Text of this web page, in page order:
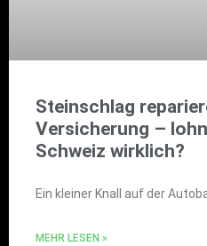
Steinschlag
Versicherung –
Schweiz wirklich?
Ein kleiner Knall auf der
MEHR LESEN »